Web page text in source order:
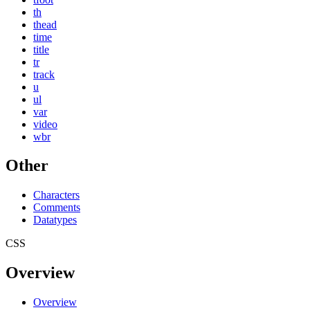
th
thead
time
title
tr
track
u
ul
var
video
wbr
Other
Characters
Comments
Datatypes
CSS
Overview
Overview